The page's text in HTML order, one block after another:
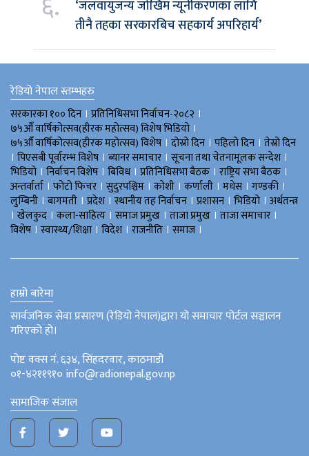
‘जलवायुजन्य जोखिम न्यूनीकरणका लागि
तीनै तहका सरकारबिच सहकार्य अपरिहार्य’
रेडियो नेपाल स्तम्भहरु
सरकारका १०० दिन । प्रतिनिधिसभा निर्वाचन-२०८२ ।
७५औँ वार्षिकोत्सव(हीरक महोत्सव) विशेष भिडियाे ।
७५औँ वार्षिकोत्सव(हीरक महोत्सव) विशेष । दोस्रो दिन । पहिलो दिन । तेस्रो दिन
। पिएसबी पूर्वारम्भ विशेष । ब्यानर समाचार । सूचना तथा चेतनामूलक सन्देश ।
भिडियाे । निर्वाचन विशेष । बिविध। प्रतिनिधिसभा बैठक । राष्ट्रिय सभा बैठक ।
अन्तर्वार्ता । फोटो फिचर । सुदुरपश्चिम । काेशी । कर्णाली । मधेस । गण्डकी ।
लुम्बिनी । बागमती । प्रदेश । स्थानीय तह निर्वाचन । प्रशासन । भिडियो । अर्थतन्त्र
। खेलकुद । कला-साहित्य । समाज प्रमुख । ताजा प्रमुख । ताजा समाचार ।
विशेष । स्वास्थ्य/शिक्षा । विदेश । राजनीति । समाज ।
हाम्रो बारेमा
सार्वजनिक सेवा प्रसारण (रेडियो नेपाल)द्वारा यो समाचार पोर्टल सञ्चालन
गरिएको हो।
पोष्ट वक्स नं. ६३४, सिंहदरवार, काठमाडौं
०१-४२११९१० info@radionepal.gov.np
सामाजिक संजाल